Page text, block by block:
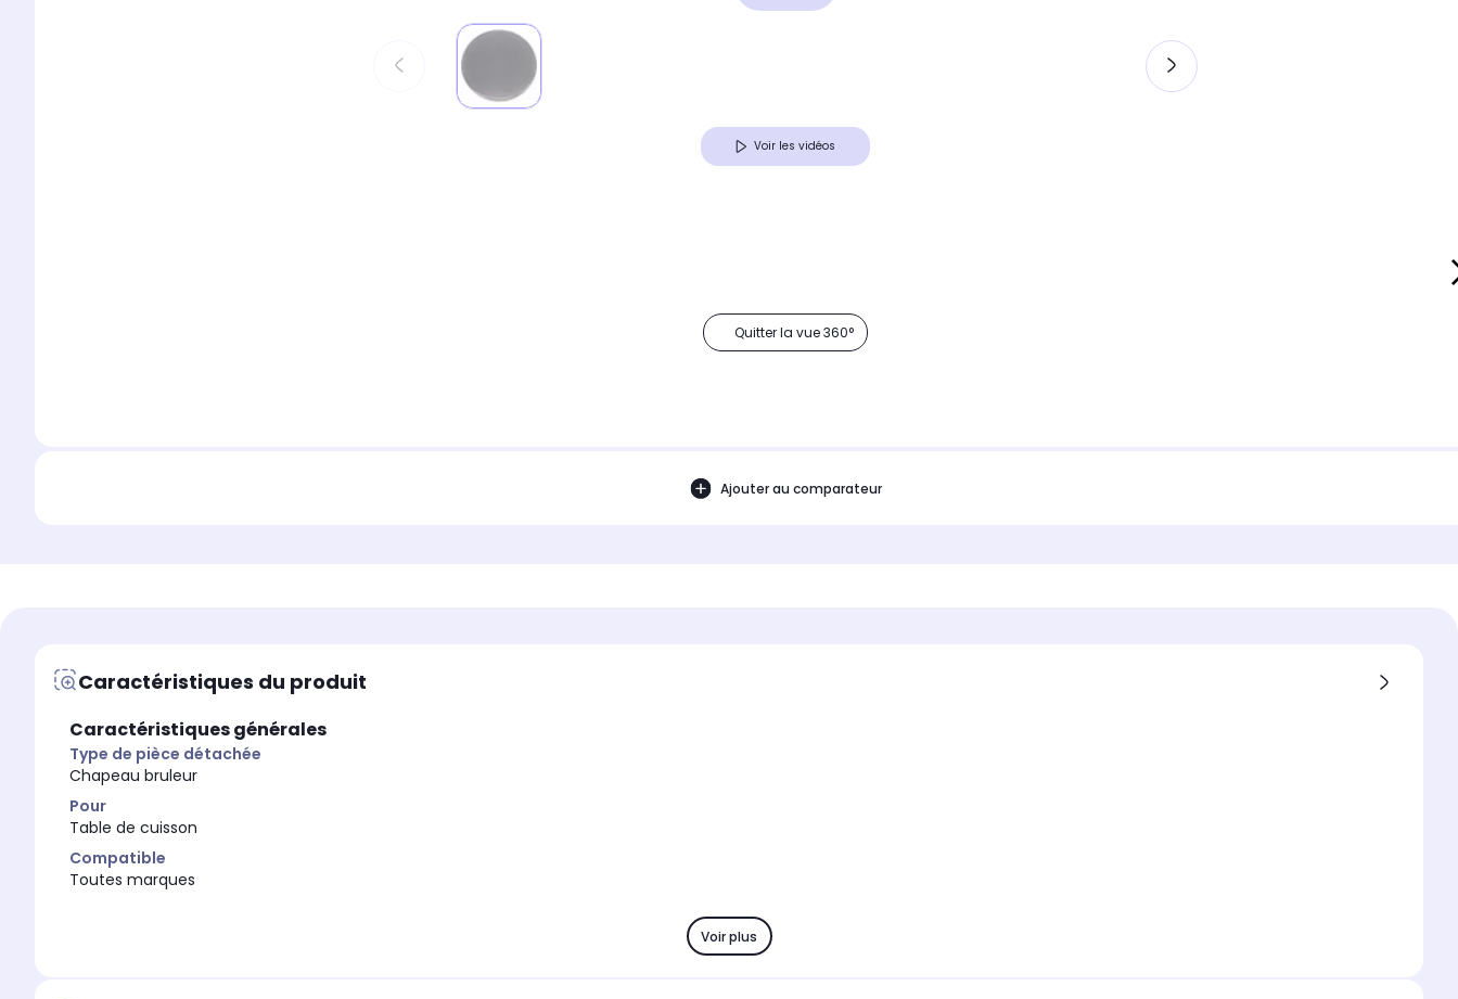
Voir les vidéos
Quitter la vue 360°
Ajouter au comparateur
Caractéristiques du produit
Caractéristiques générales
Type de pièce détachée
Chapeau bruleur
Pour
Table de cuisson
Compatible
Toutes marques
Voir plus